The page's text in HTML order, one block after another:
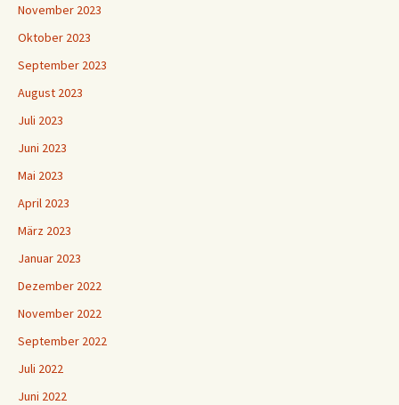
November 2023
Oktober 2023
September 2023
August 2023
Juli 2023
Juni 2023
Mai 2023
April 2023
März 2023
Januar 2023
Dezember 2022
November 2022
September 2022
Juli 2022
Juni 2022